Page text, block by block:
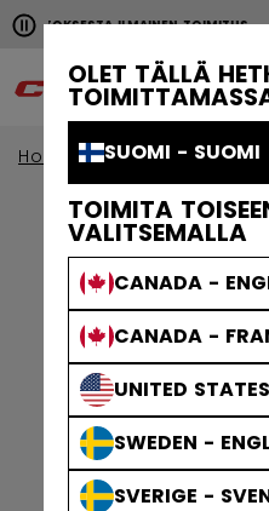
OLET TÄLLÄ
SUOMI - SUOMI
TOIMITA
VALITSEMALLA
CANADA -
CANADA -
UNITED
SWEDEN -
SVERIGE -
Pause the horizontal
ILMAINEN
YLI 200€ OSTOKSESTA
Home Vaatteet